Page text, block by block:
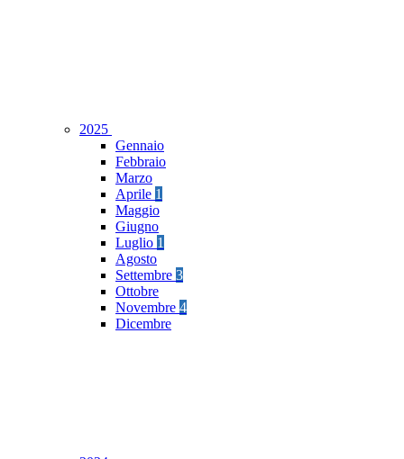
2025
Gennaio
Febbraio
Marzo
Aprile 1
Maggio
Giugno
Luglio 1
Agosto
Settembre 3
Ottobre
Novembre 4
Dicembre